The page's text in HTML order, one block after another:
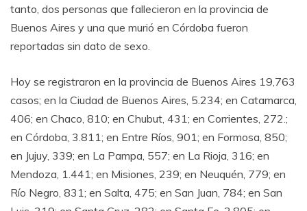
tanto, dos personas que fallecieron en la provincia de
Buenos Aires y una que murió en Córdoba fueron
reportadas sin dato de sexo.
Hoy se registraron en la provincia de Buenos Aires 19,763
casos; en la Ciudad de Buenos Aires, 5.234; en Catamarca,
406; en Chaco, 810; en Chubut, 431; en Corrientes, 272.;
en Córdoba, 3.811; en Entre Ríos, 901; en Formosa, 850;
en Jujuy, 339; en La Pampa, 557; en La Rioja, 316; en
Mendoza, 1.441; en Misiones, 239; en Neuquén, 779; en
Río Negro, 831; en Salta, 475; en San Juan, 784; en San